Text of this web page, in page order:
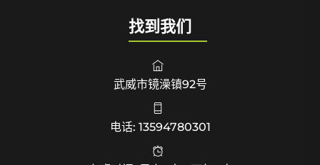
找到我们
武威市镜澡镇92号
电话: 13594780301